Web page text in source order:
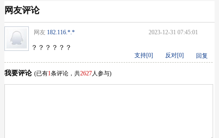
网友评论
网友 182.116.*.* 2023-12-31 07:45:01
？？？？？？
回复
反对[0]
支持[0]
我要评论 (已有1条评论，共2627人参与)